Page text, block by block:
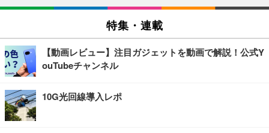
特集・連載
【動画レビュー】注目ガジェットを動画で解説！公式Y
ouTubeチャンネル
10G光回線導入レポ